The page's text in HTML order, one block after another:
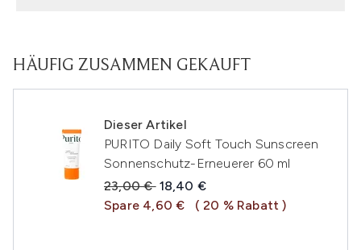
HÄUFIG ZUSAMMEN GEKAUFT
Dieser Artikel
PURITO Daily Soft Touch Sunscreen
Sonnenschutz-Erneuerer 60 ml
Unverbindliche Preisempfehlung:
23,00 € Aktueller Preis:
18,40 €
Spare 4,60 €
( 20 % Rabatt )